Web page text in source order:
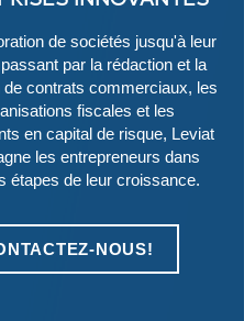
de sociétés jusqu'à leur
par la rédaction et la
de contrats commerciaux, les
fiscales et les
en capital de risque, Leviat
les entrepreneurs dans
étapes de leur croissance.
NOUS!